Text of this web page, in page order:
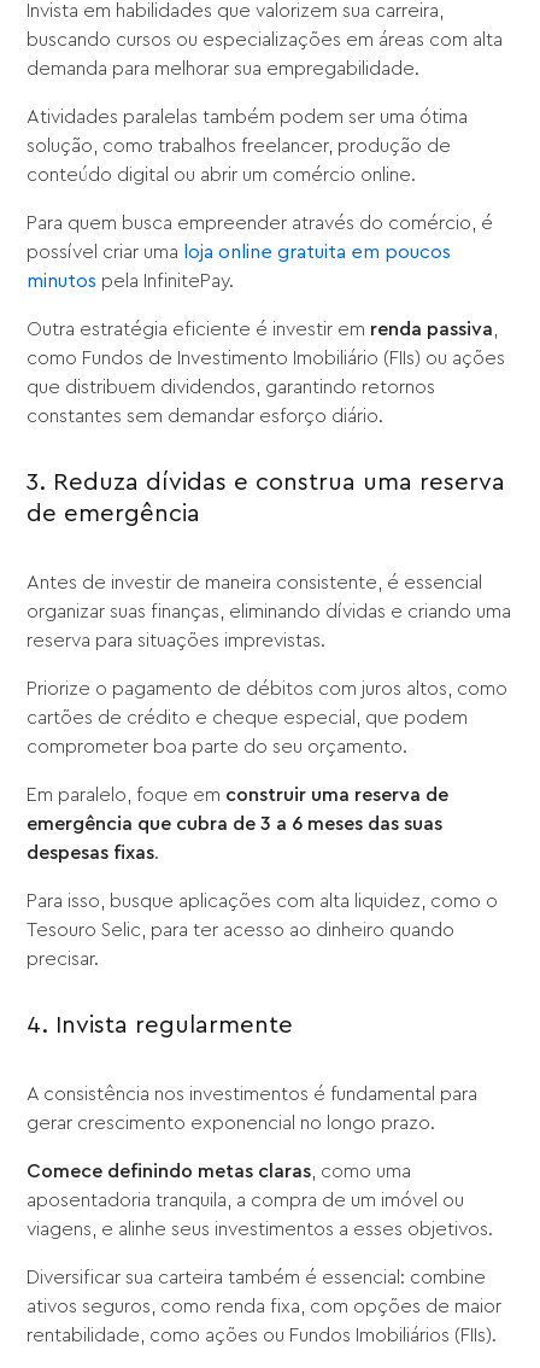
Invista em habilidades que valorizem sua carreira,
buscando cursos ou especializações em áreas com alta
demanda para melhorar sua empregabilidade.
Atividades paralelas também podem ser uma ótima
solução, como trabalhos freelancer, produção de
conteúdo digital ou abrir um comércio online.
Para quem busca empreender através do comércio, é
possível criar uma loja online gratuita em poucos
minutos pela InfinitePay.
Outra estratégia eficiente é investir em renda passiva
como Fundos de Investimento Imobiliário (FIIs) ou ações
que distribuem dividendos, garantindo retornos
constantes sem demandar esforço diário.
3. Reduza dívidas e construa uma reserva
de emergência
Antes de investir de maneira consistente, é essencial
organizar suas finanças, eliminando dívidas e criando uma
reserva para situações imprevistas.
Priorize o pagamento de débitos com juros altos, como
cartões de crédito e cheque especial, que podem
comprometer boa parte do seu orçamento.
Em paralelo, foque em construir uma reserva de
emergência que cubra de 3 a 6 meses das suas
despesas fixas.
Para isso, busque aplicações com alta liquidez, como o
Tesouro Selic, para ter acesso ao dinheiro quando
precisar.
4. Invista regularmente
A consistência nos investimentos é fundamental para
gerar crescimento exponencial no longo prazo.
Comece definindo metas claras , como uma
aposentadoria tranquila, a compra de um imóvel ou
viagens, e alinhe seus investimentos a esses objetivos.
Diversificar sua carteira também é essencial: combine
ativos seguros, como renda fixa, com opções de maior
rentabilidade, como ações ou Fundos Imobiliários (FIIs).